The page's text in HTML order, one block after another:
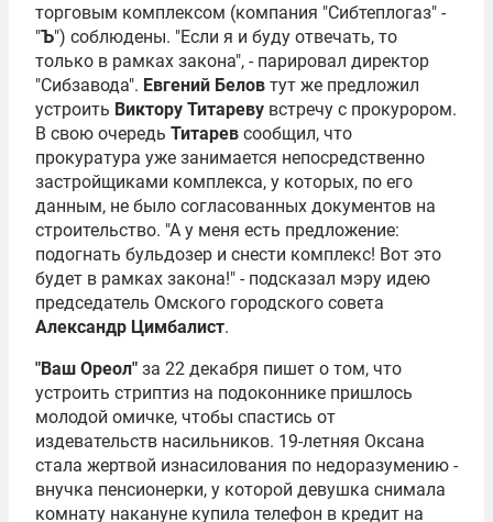
торговым комплексом (компания "Сибтеплогаз" -
"Ъ") соблюдены. "Если я и буду отвечать, то
только в рамках закона", - парировал директор
"Сибзавода". Евгений Белов тут же предложил
устроить Виктору Титареву встречу с прокурором.
В свою очередь Титарев сообщил, что
прокуратура уже занимается непосредственно
застройщиками комплекса, у которых, по его
данным, не было согласованных документов на
строительство. "А у меня есть предложение:
подогнать бульдозер и снести комплекс! Вот это
будет в рамках закона!" - подсказал мэру идею
председатель Омского городского совета
Александр Цимбалист.
"Ваш Ореол" за 22 декабря пишет о том, что
устроить стриптиз на подоконнике пришлось
молодой омичке, чтобы спастись от
издевательств насильников. 19-летняя Оксана
стала жертвой изнасилования по недоразумению -
внучка пенсионерки, у которой девушка снимала
комнату накануне купила телефон в кредит на